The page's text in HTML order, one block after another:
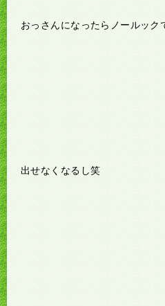
おっさんになったらノールック
出せなくなるし笑